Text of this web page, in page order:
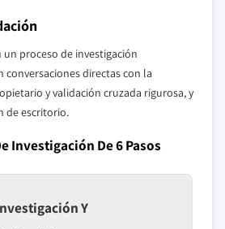
un proceso de investigación
directas con la
y validación cruzada rigurosa, y
de escritorio.
Investigación De 6 Pasos
Y